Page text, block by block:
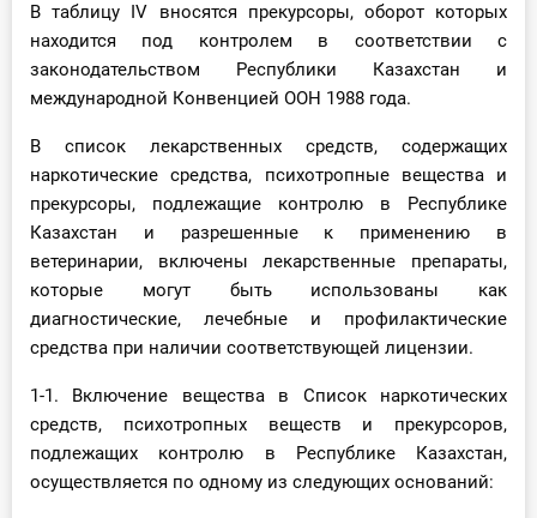
В таблицу IV вносятся прекурсоры, оборот которых
находится под контролем в соответствии с
законодательством Республики Казахстан и
международной Конвенцией ООН 1988 года.
В список лекарственных средств, содержащих
наркотические средства, психотропные вещества и
прекурсоры, подлежащие контролю в Республике
Казахстан и разрешенные к применению в
ветеринарии, включены лекарственные препараты,
которые могут быть использованы как
диагностические, лечебные и профилактические
средства при наличии соответствующей лицензии.
1-1. Включение вещества в Список наркотических
средств, психотропных веществ и прекурсоров,
подлежащих контролю в Республике Казахстан,
осуществляется по одному из следующих оснований: